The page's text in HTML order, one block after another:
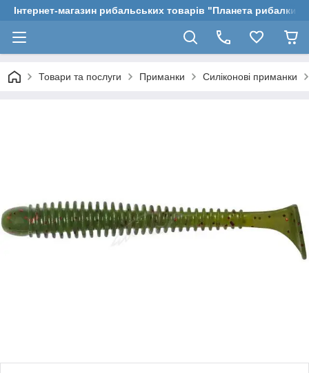
Інтернет-магазин рибальських товарів "Планета рибалки"
Товари та послуги Приманки Силіконові приманки